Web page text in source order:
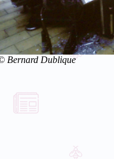
Bernard Dublique